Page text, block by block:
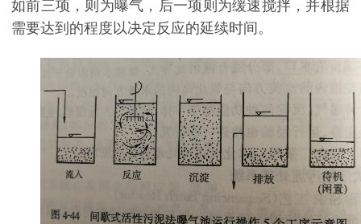
如前三项，则为曝气，后一项则为缓速搅拌，并根据
需要达到的程度以决定反应的延续时间。